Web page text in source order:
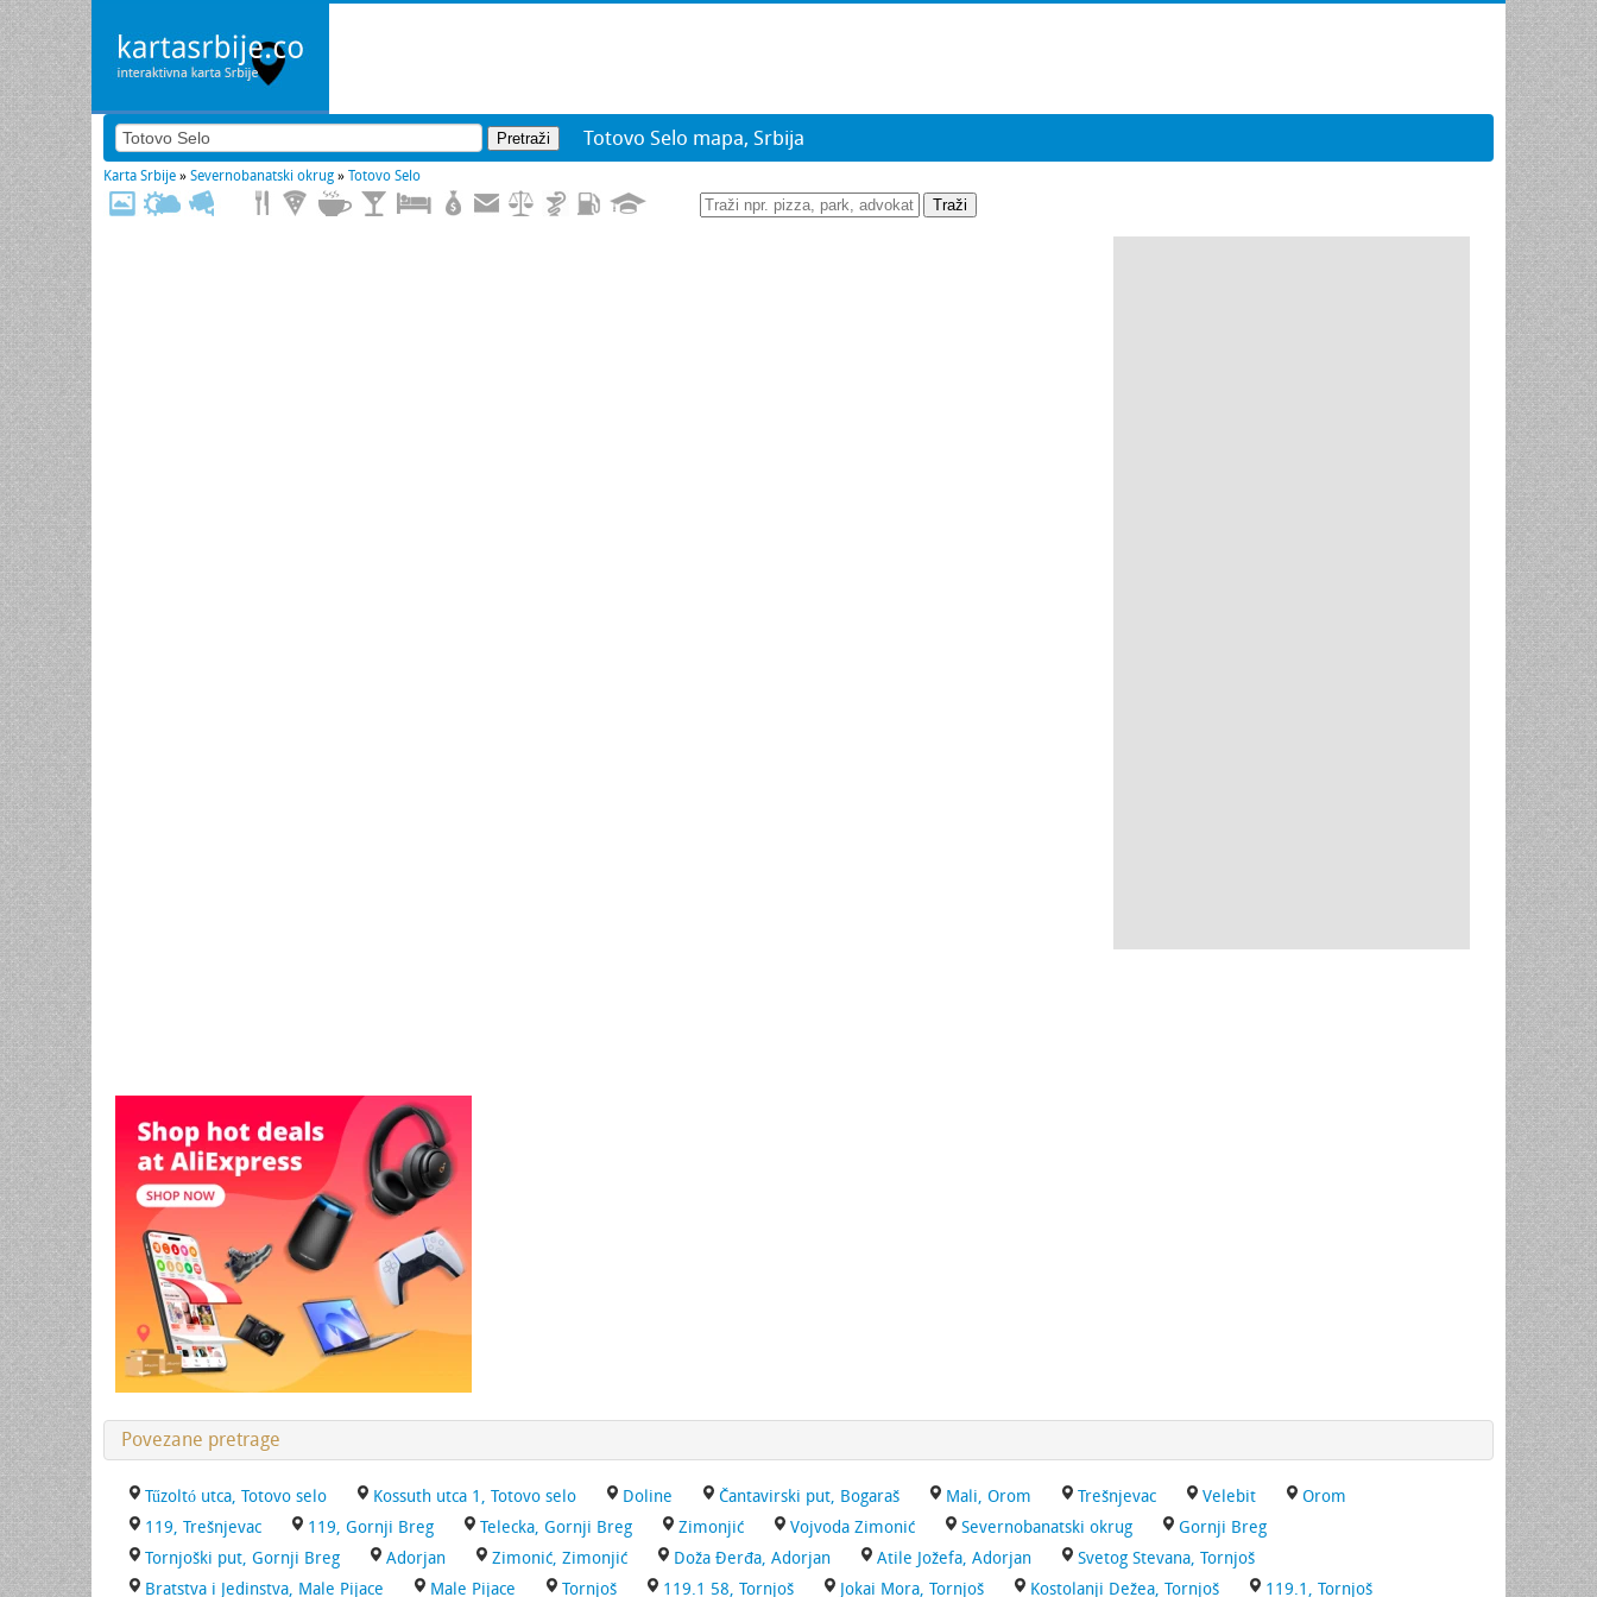
Totovo Selo mapa, Srbija
Karta Srbije » Severnobanatski okrug » Totovo Selo
Traži
Povezane pretrage
Tűzoltó utca, Totovo selo Kossuth utca 1, Totovo selo Doline Čantavirski put, Bogaraš Mali, Orom Trešnjevac Velebit
Orom
119, Trešnjevac
119, Gornji Breg Telecka, Gornji Breg Zimonjić Vojvoda Zimonić Severnobanatski okrug
Gornji Breg
Tornjoški put, Gornji Breg
Adorjan Zimonić, Zimonjić Doža Đerđa, Adorjan Atile Jožefa, Adorjan
Svetog Stevana, Tornjoš
Bratstva i Jedinstva, Male Pijace
Male Pijace Tornjoš 119.1 58, Tornjoš Jokai Mora, Tornjoš Kostolanji Dežea, Tornjoš 119.1, Tornjoš